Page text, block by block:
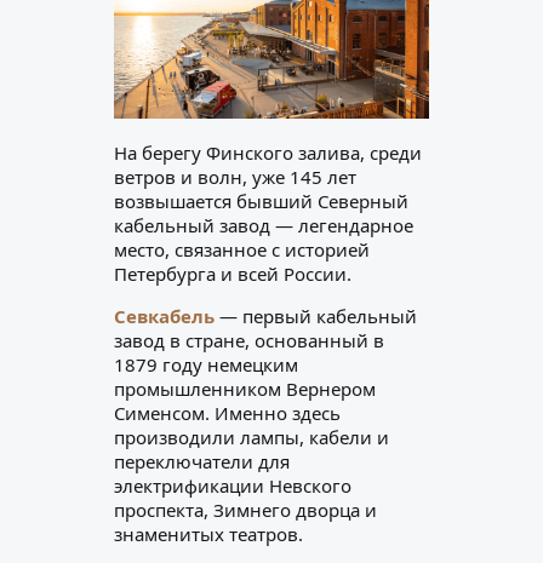
На берегу Финского залива, среди
ветров и волн, уже 145 лет
возвышается бывший Северный
кабельный завод — легендарное
место, связанное с историей
Петербурга и всей России.
Севкабель — первый кабельный
завод в стране, основанный в
1879 году немецким
промышленником Вернером
Сименсом. Именно здесь
производили лампы, кабели и
переключатели для
электрификации Невского
проспекта, Зимнего дворца и
знаменитых театров.